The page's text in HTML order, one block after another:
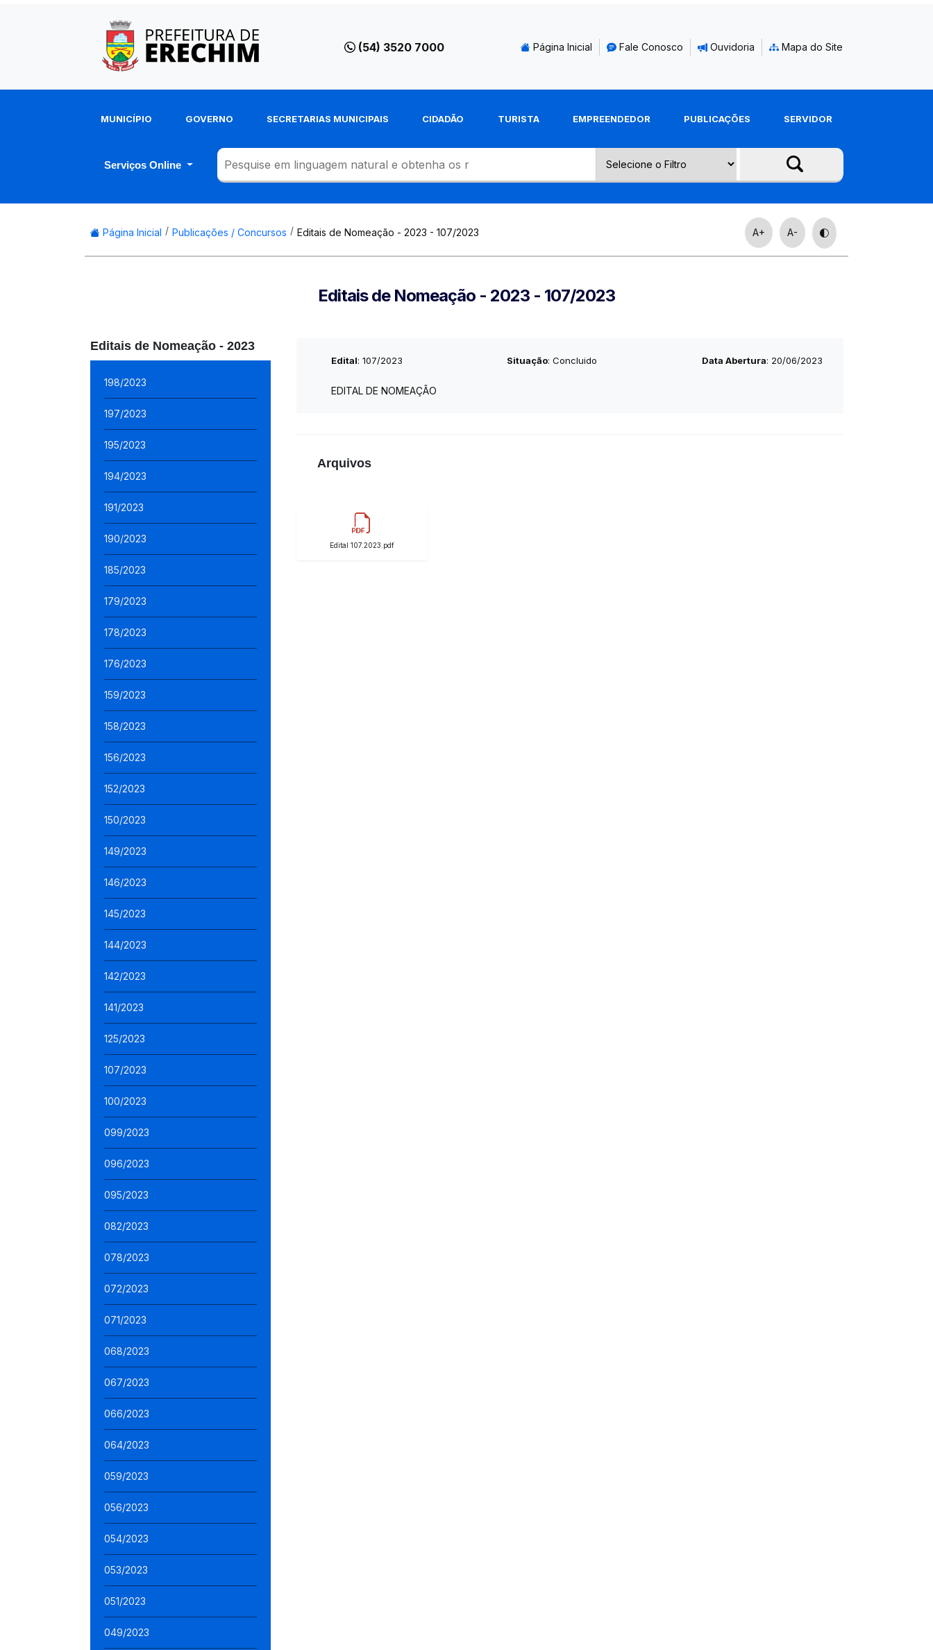
(54) 3520 7000 Página Inicial Fale Conosco Ouvidoria Mapa do Site
MUNICÍPIO GOVERNO SECRETARIAS MUNICIPAIS CIDADÃO TURISTA EMPREENDEDOR PUBLICAÇÕES SERVIDOR
Serviços Online
Página Inicial Publicações / Concursos Editais de Nomeação - 2023 - 107/2023 A+ A-
Editais de Nomeação - 2023 - 107/2023
Editais de Nomeação - 2023
198/2023
197/2023
195/2023
194/2023
191/2023
190/2023
185/2023
179/2023
178/2023
176/2023
159/2023
158/2023
156/2023
152/2023
150/2023
149/2023
146/2023
145/2023
144/2023
142/2023
141/2023
125/2023
107/2023
100/2023
099/2023
096/2023
095/2023
082/2023
078/2023
072/2023
071/2023
068/2023
067/2023
066/2023
064/2023
059/2023
056/2023
054/2023
053/2023
051/2023
049/2023
Edital: 107/2023 Situação: Concluido Data Abertura: 20/06/2023
EDITAL DE NOMEAÇÃO
Arquivos
Edital 107.2023.pdf